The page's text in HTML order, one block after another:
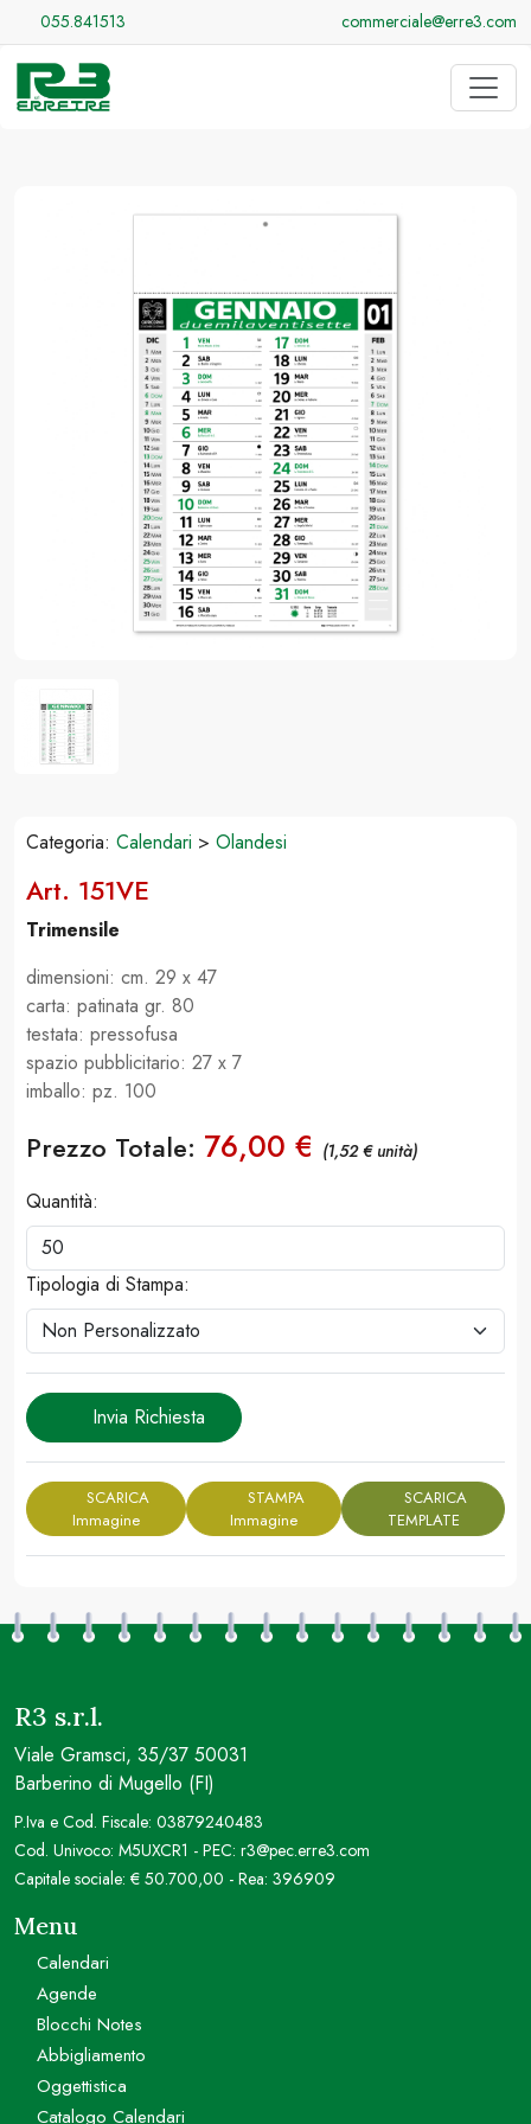
055.841513 commerciale@erre3.com
Categoria: Calendari > Olandesi
Art. 151VE
Trimensile
dimensioni: cm. 29 x 47
carta: patinata gr. 80
testata: pressofusa
spazio pubblicitario: 27 x 7
imballo: pz. 100
Prezzo Totale: 76,00 € (1,52 € unità)
Quantità:
Tipologia di Stampa:
Invia Richiesta
SCARICA
Immagine
STAMPA
Immagine
SCARICA
TEMPLATE
R3 s.r.l.
Viale Gramsci, 35/37 50031
Barberino di Mugello (FI)
P.Iva e Cod. Fiscale: 03879240483
Cod. Univoco: M5UXCR1 - PEC: r3@pec.erre3.com
Capitale sociale: € 50.700,00 - Rea: 396909
Menu
Calendari
Agende
Blocchi Notes
Abbigliamento
Oggettistica
Catalogo Calendari